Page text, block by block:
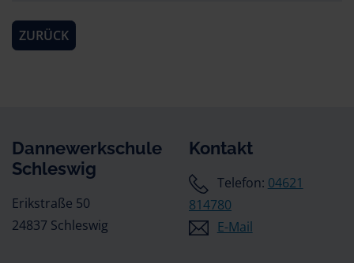
ZURÜCK
Dannewerkschule
Schleswig
Erikstraße 50
24837 Schleswig
Kontakt
Telefon: 04621
814780
E-Mail